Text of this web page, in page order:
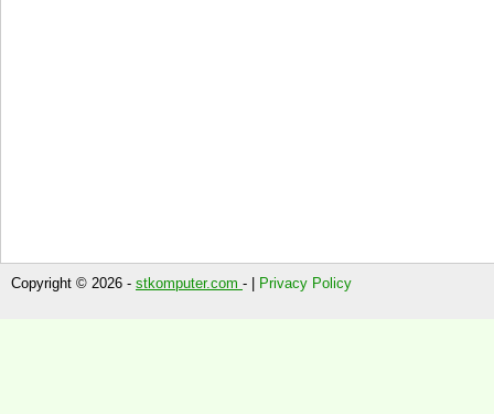
Copyright © 2026 - stkomputer.com - | Privacy Policy